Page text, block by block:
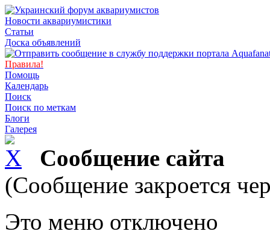
Новости аквариумистики
Статьи
Доска объявлений
Правила!
Помощь
Календарь
Поиск
Поиск по меткам
Блоги
Галерея
Сообщение сайта
(Сообщение закроется
Это меню отключено